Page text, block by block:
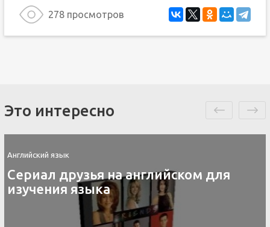
278 просмотров
Это интересно
Английский язык
Сериал друзья на английском для
изучения языка